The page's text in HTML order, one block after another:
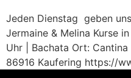
Jeden Dienstag geben
Jermaine & Melina Kurse
Uhr | Bachata Ort:
86916 Kaufering https://